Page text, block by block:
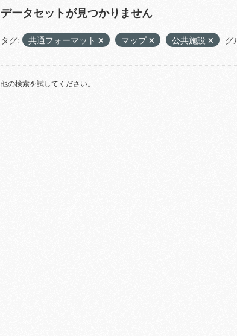
データセットが見つかりません
タグ: 共通フォーマット マップ 公共施設 グ
他の検索を試してください。